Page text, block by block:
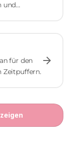
und
für den
Zeitpuffern.
arrow_forward